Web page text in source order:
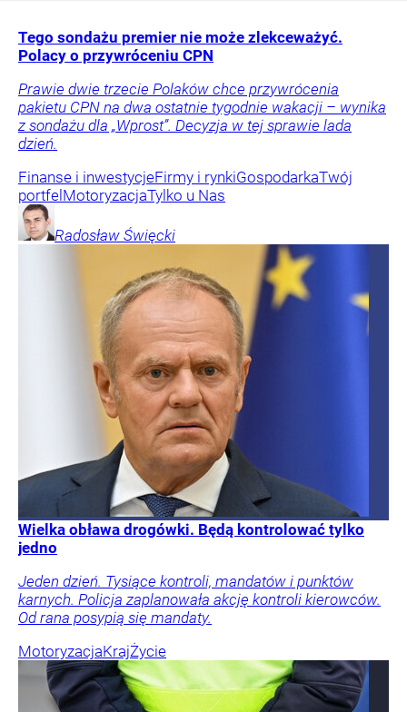
Tego sondażu premier nie może zlekceważyć.
Polacy o przywróceniu CPN
Prawie dwie trzecie Polaków chce przywrócenia
pakietu CPN na dwa ostatnie tygodnie wakacji – wynika
z sondażu dla „Wprost”. Decyzja w tej sprawie lada
dzień.
Finanse i inwestycjeFirmy i rynkiGospodarkaTwój
portfel MotoryzacjaTylko u Nas
Radosław Święcki
Wielka obława drogówki. Będą kontrolować tylko
jedno
Jeden dzień. Tysiące kontroli, mandatów i punktów
karnych. Policja zaplanowała akcję kontroli kierowców.
Od rana posypią się mandaty.
MotoryzacjaKrajŻycie